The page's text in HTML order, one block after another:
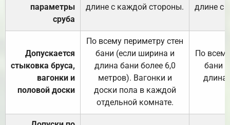
параметры
сруба
длине с каждой стороны.
длине с
Допускается
стыковка бруса,
вагонки и
половой доски
По всему периметру стен
бани (если ширина и
длина бани более 6,0
метров). Вагонки и
доски пола в каждой
отдельной комнате.
По
бани
длина